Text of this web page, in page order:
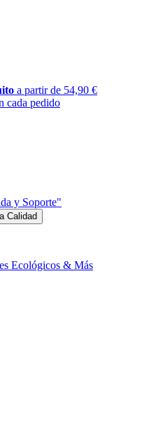
a partir de 54,90 €
cada pedido
y Soporte"
Ecológicos & Más